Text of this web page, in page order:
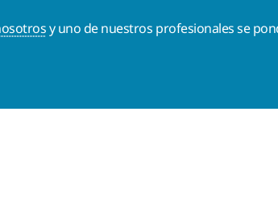
y uno de nuestros profesionales se